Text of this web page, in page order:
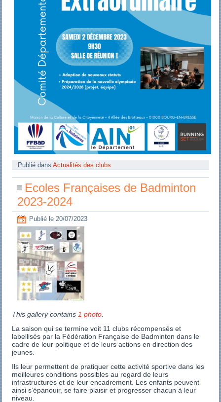
Publié dans Actualités des clubs
Ecoles Françaises de Badminton
2023-2024
Publié le 20/07/2023
This gallery contains 1 photo
La saison qui se termine voit 11 clubs récompensés et
labellisés par la Fédération Française de Badminton dans le
cadre de leur politique et de leurs actions en direction des
jeunes.
Ils leur permettent de pratiquer cette activité sportive dans les
meilleures conditions possibles au regard de leurs
infrastructures et de leur encadrement. Les enfants peuvent
ainsi s’épanouir, se faire plaisir et progresser chacun à leur
niveau.